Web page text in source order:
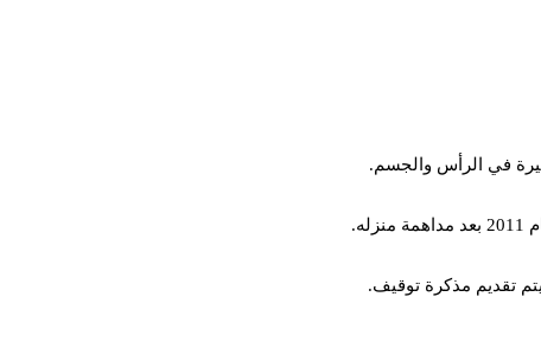
في الرأس والجسم.